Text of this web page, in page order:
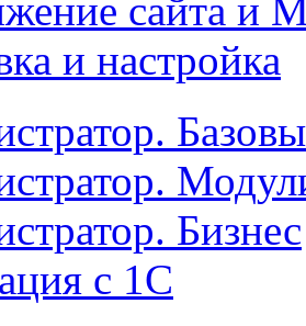
сайта и
и настройка
Бизнес
с 1С